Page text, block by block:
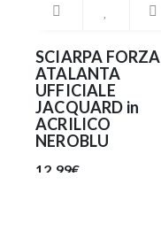
SCIARPA FORZA
ATALANTA
UFFICIALE
JACQUARD in
ACRILICO
NEROBLU
12.99€